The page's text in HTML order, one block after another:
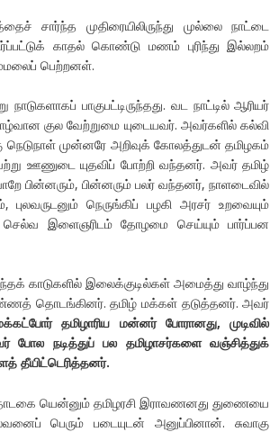
சார்ந்த முதிரையிலிருந்து முல்லை நாட்டை
காதல் கொண்டு மணம் புரிந்து இல்லறம்
பெற்றனள்.
பாகுபட்டிருந்தது. வட நாட்டில் ஆரியர்
குல வேற்றுமை யுடையவர். அவர்களில் கல்வி
முன்னரே அறிவுக் கோலத்துடன் தமிழகம்
ஊணுடை யுதவிப் போற்றி வந்தனர். அவர் தமிழ்
பின்னரும், பின்னரும் பலர் வந்தனர், நாளடைவில்
புலவருடனும் நெருங்கிப் பழகி அரசர் உறவையும்
இளைஞரிடம் தோழமை செய்யும் பார்ப்பன
காடுகளில் இலைக்குடில்கள் அமைத்து வாழ்ந்து
தொடங்கினர். தமிழ் மக்கள் தடுத்தனர். அவர்
தமிழாரிய மன்னர் போரானது, முடிவில்
நடித்துப் பல தமிழாசர்களை வஞ்சித்துக்
தீயிட்டெரித்தனர்.
யென்னும் தமிழரசி இராவணனது துணையை
பெரும் படையுடன் அனுப்பினான். சுவாகு